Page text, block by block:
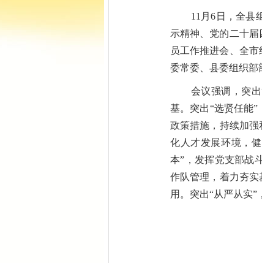
11 月6 日，全县
示精神、党的二十届
员工作推进会、全
委常委、 县委组织部
会议强调，突出
基。突出“选贤任能
政策措施，持续加
化人才发展环境，
本”，发挥党支部战
作队管理，着力夯
用。突出“从严从实”